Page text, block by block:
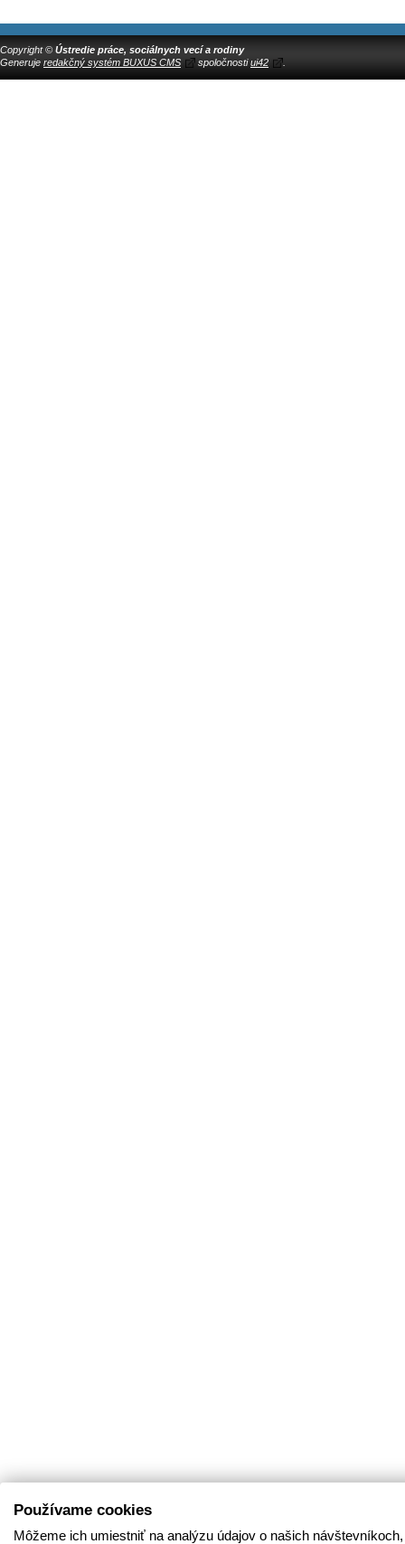
Copyright © Ústredie práce, sociálnych vecí a rodiny
Generuje redakčný systém BUXUS CMS spoločnostiui42
Používame cookies
Môžeme ich umiestniť na analýzu údajov o našich